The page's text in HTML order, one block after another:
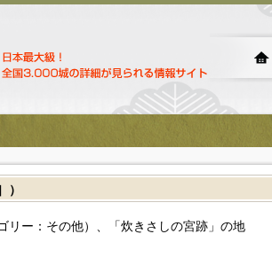
）
ー：その他）、「炊きさしの宮跡」の地